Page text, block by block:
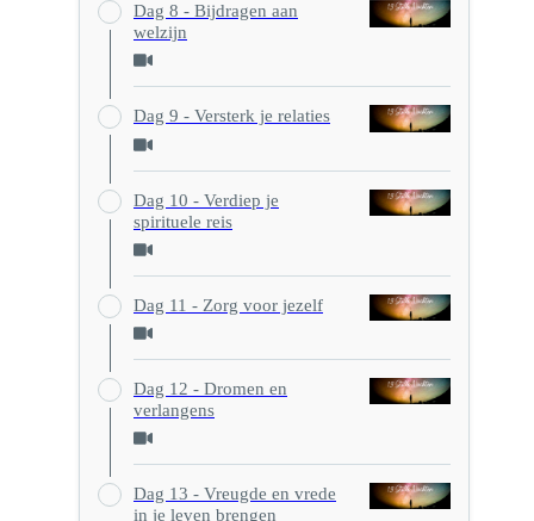
Dag 8 - Bijdragen aan
welzijn
Dag 9 - Versterk je relaties
Dag 10 - Verdiep je
spirituele reis
Dag 11 - Zorg voor jezelf
Dag 12 - Dromen en
verlangens
Dag 13 - Vreugde en vrede
in je leven brengen